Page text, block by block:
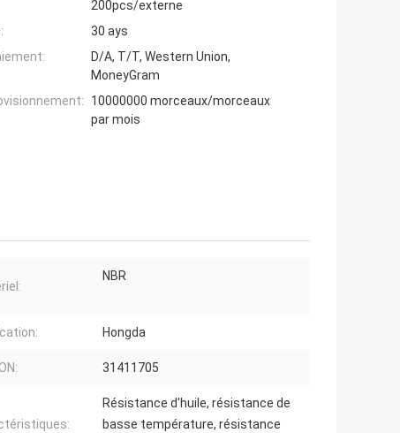
200pcs/externe
30 ays
D/A, T/T, Western Union,
MoneyGram
10000000 morceaux/morceaux
par mois
NBR
Hongda
31411705
Résistance d'huile, résistance de
basse température, résistance